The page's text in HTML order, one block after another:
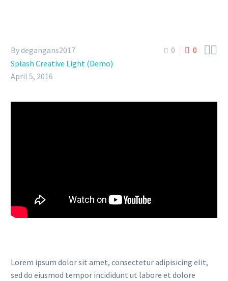
0 0 
By degangans2017
Splash Creative Light (Demo)
April 5, 2016
Lorem ipsum dolor sit amet, consectetur adipisicing elit,
sed do eiusmod tempor incididunt ut labore et dolore